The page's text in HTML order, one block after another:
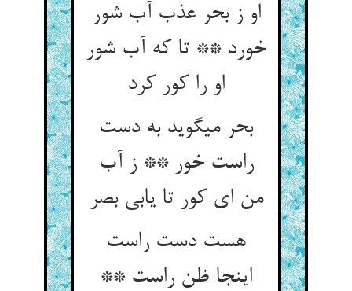
او ز بحر عذب آب شور
خورد ** تا که آب شور
او را کور کرد
بحر می‏گوید به دست
راست خور ** ز آب
من ای کور تا یابی بصر
هست دست راست
اینجا ظن راست **